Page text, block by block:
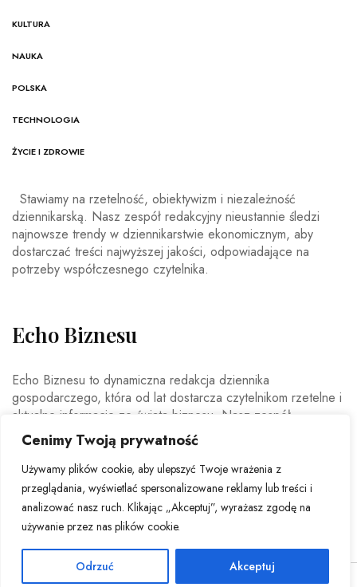
Cenimy Twoją prywatność
Używamy plików cookie, aby ulepszyć Twoje wrażenia z
przeglądania, wyświetlać spersonalizowane reklamy lub treści i
analizować nasz ruch. Klikając „Akceptuj”, wyrażasz zgodę na
używanie przez nas plików cookie.
Odrzuć Akceptuj
KULTURA
NAUKA
POLSKA
TECHNOLOGIA
ŻYCIE I ZDROWIE
Stawiamy na rzetelność, obiektywizm i niezależność
dziennikarską. Nasz zespół redakcyjny nieustannie śledzi
najnowsze trendy w dziennikarstwie ekonomicznym, aby
dostarczać treści najwyższej jakości, odpowiadające na
potrzeby współczesnego czytelnika.
Echo Biznesu
Echo Biznesu to dynamiczna redakcja dziennika
gospodarczego, która od lat dostarcza czytelnikom rzetelne i
aktualne informacje ze świata biznesu. Nasz zespół
doświadczonych dziennikarzy i ekspertów ekonomicznych
codziennie analizuje najważniejsze wydarzenia rynkowe,
trendy gospodarcze oraz decyzje mające wpływ na polską i
światową ekonomię.
© Copyright 2026 - Echo Biznesu . All Rights Reserved